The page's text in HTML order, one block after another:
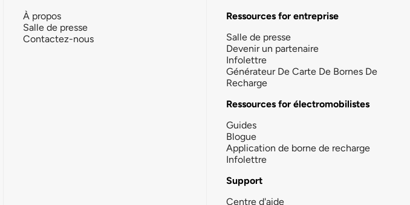
À propos
Salle de presse
Contactez-nous
Ressources for entreprise
Salle de presse
Devenir un partenaire
Infolettre
Générateur De Carte De Bornes De
Recharge
Ressources for électromobilistes
Guides
Blogue
Application de borne de recharge
Infolettre
Support
Centre d'aide